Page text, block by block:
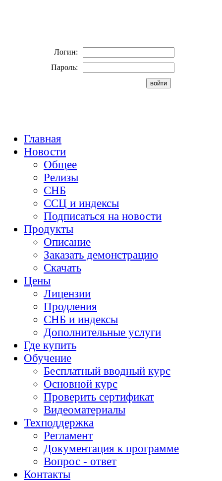
Логин:
Пароль:
Главная
Новости
Общее
Релизы
СНБ
ССЦ и индексы
Подписаться на новости
Продукты
Описание
Заказать демонстрацию
Скачать
Цены
Лицензии
Продления
СНБ и индексы
Дополнительные услуги
Где купить
Обучение
Бесплатный вводный курс
Основной курс
Проверить сертификат
Видеоматериалы
Техподдержка
Регламент
Документация к программе
Вопрос - ответ
Контакты